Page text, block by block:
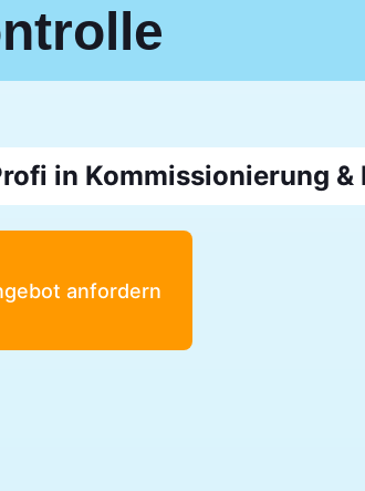
in Kommissionierung &
anfordern